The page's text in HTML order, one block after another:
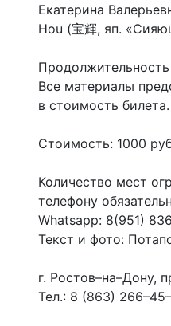
Екатерина
Hou (宝輝, яп.
Продолжительность
Все материалы
в стоимость билета.
Стоимость: 1000
Количество мест
телефону
Whatsapp: 8(951)
Текст и фото:
г. Ростов–на–Дону,
Тел.: 8 (863)